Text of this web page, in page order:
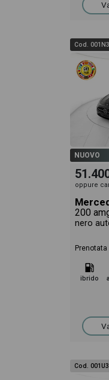
Cod.
NUOVO
oppure
nero
Prenotata
ibrido
Cod.